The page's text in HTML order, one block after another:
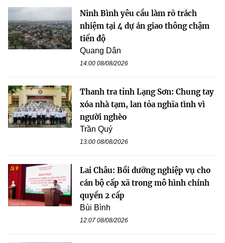
Ninh Bình yêu cầu làm rõ trách
nhiệm tại 4 dự án giao thông chậm
tiến độ
Quang Dân
14:00 08/08/2026
Thanh tra tỉnh Lạng Sơn: Chung tay
xóa nhà tạm, lan tỏa nghĩa tình vì
người nghèo
Trần Quý
13:00 08/08/2026
Lai Châu: Bồi dưỡng nghiệp vụ cho
cán bộ cấp xã trong mô hình chính
quyền 2 cấp
Bùi Bình
12:07 08/08/2026